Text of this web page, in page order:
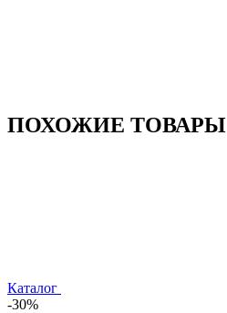
ПОХОЖИЕ ТОВАРЫ
Каталог
-30%